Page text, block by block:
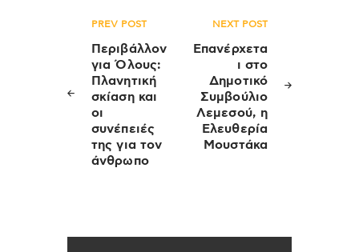
Πλοήγηση
άρθρων
PREV POST
Περιβάλλον
για Όλους:
Πλανητική
σκίαση και
οι
συνέπειές
της για τον
άνθρωπο
NEXT POST
Επανέρχετα
ι στο
Δημοτικό
Συμβούλιο
Λεμεσού, η
Ελευθερία
Μουστάκα